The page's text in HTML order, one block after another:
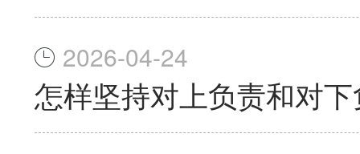
2026-04-24
怎样坚持对上负责和对